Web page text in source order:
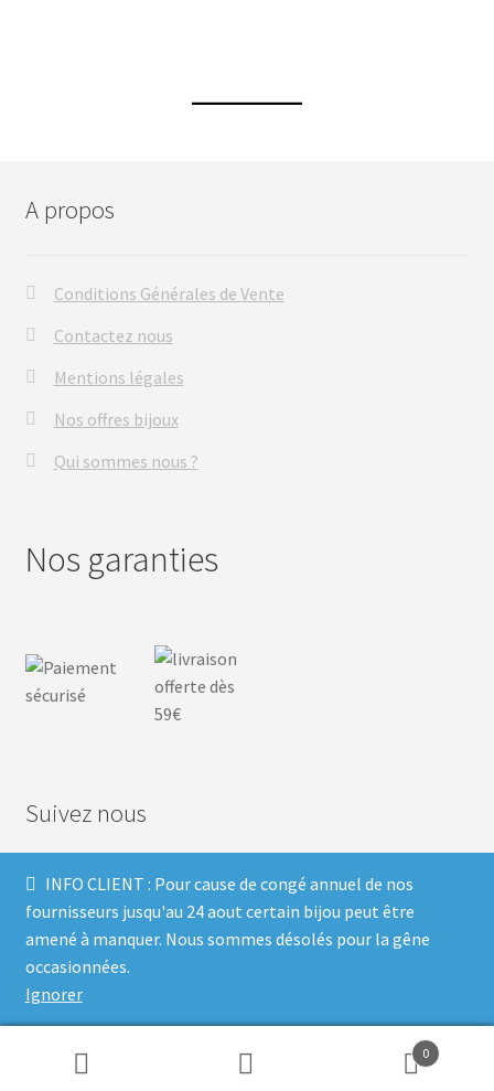
A propos
Conditions Générales de Vente
Contactez nous
Mentions légales
Nos offres bijoux
Qui sommes nous ?
Nos garanties
Suivez nous
F
a
c
I
n
P
i
T
w
Built with Storefront & WooCommerce.
Recherche
Recherche
0
INFO CLIENT : Pour cause de congé annuel de nos
fournisseurs jusqu'au 24 aout certain bijou peut être
amené à manquer. Nous sommes désolés pour la gêne
occasionnées.
Ignorer